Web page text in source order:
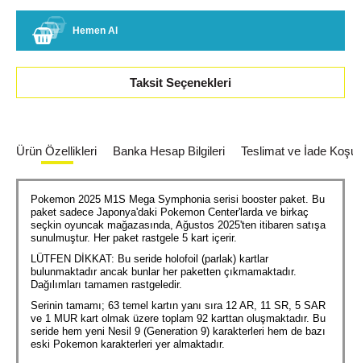
Hemen Al
Taksit Seçenekleri
Ürün Özellikleri Banka Hesap Bilgileri Teslimat ve İade
Pokemon 2025 M1S Mega Symphonia serisi booster paket. Bu
paket sadece Japonya'daki Pokemon Center'larda ve birkaç
seçkin oyuncak mağazasında, Ağustos 2025'ten itibaren satışa
sunulmuştur. Her paket rastgele 5 kart içerir.
LÜTFEN DİKKAT: Bu seride holofoil (parlak) kartlar
bulunmaktadır ancak bunlar her paketten çıkmamaktadır.
Dağılımları tamamen rastgeledir.
Serinin tamamı; 63 temel kartın yanı sıra 12 AR, 11 SR, 5 SAR
ve 1 MUR kart olmak üzere toplam 92 karttan oluşmaktadır. Bu
seride hem yeni Nesil 9 (Generation 9) karakterleri hem de bazı
eski Pokemon karakterleri yer almaktadır.